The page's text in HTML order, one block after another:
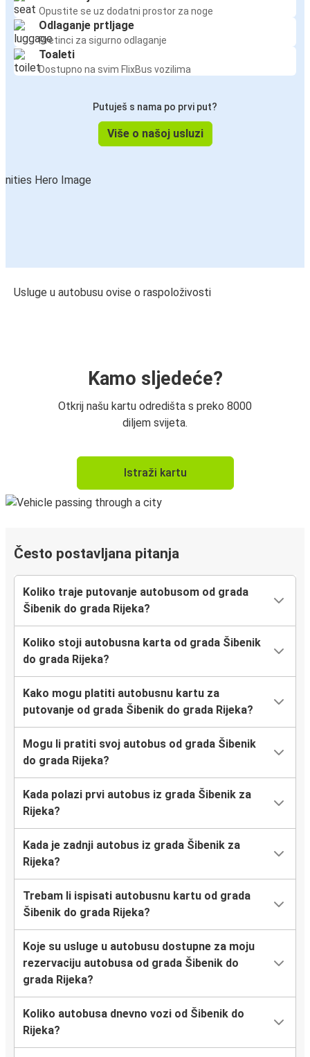
Opustite se uz dodatni prostor za noge
Odlaganje prtljage
Pretinci za sigurno odlaganje
Toaleti
Dostupno na svim FlixBus vozilima
Putuješ s nama po prvi put?
Više o našoj usluzi
Usluge u autobusu ovise o raspoloživosti
Kamo sljedeće?
Otkrij našu kartu odredišta s preko 8000
diljem svijeta.
Istraži kartu
Često postavljana pitanja
Koliko traje putovanje autobusom od grada
Šibenik do grada Rijeka?
Koliko stoji autobusna karta od grada Šibenik
do grada Rijeka?
Kako mogu platiti autobusnu kartu za
putovanje od grada Šibenik do grada Rijeka?
Mogu li pratiti svoj autobus od grada Šibenik
do grada Rijeka?
Kada polazi prvi autobus iz grada Šibenik za
Rijeka?
Kada je zadnji autobus iz grada Šibenik za
Rijeka?
Trebam li ispisati autobusnu kartu od grada
Šibenik do grada Rijeka?
Koje su usluge u autobusu dostupne za moju
rezervaciju autobusa od grada Šibenik do
grada Rijeka?
Koliko autobusa dnevno vozi od Šibenik do
Rijeka?